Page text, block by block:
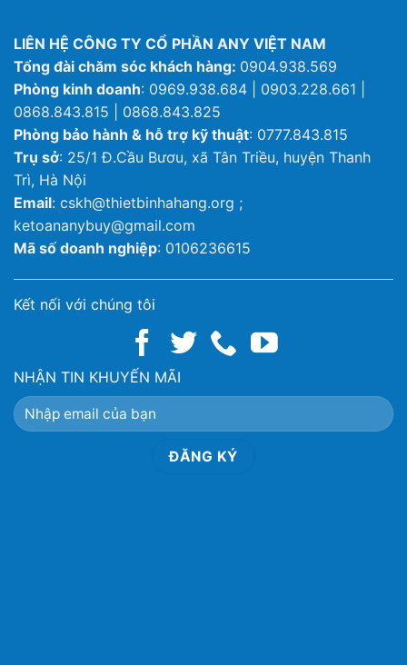
LIÊN HỆ CÔNG TY CỔ PHẦN ANY VIỆT NAM
Tổng đài chăm sóc khách hàng: 0904.938.569
Phòng kinh doanh: 0969.938.684 | 0903.228.661 |
0868.843.815 | 0868.843.825
Phòng bảo hành & hỗ trợ kỹ thuật: 0777.843.815
Trụ sở: 25/1 Đ.Cầu Bươu, xã Tân Triều, huyện Thanh
Trì, Hà Nội
Email: cskh@thietbinhahang.org ;
ketoananybuy@gmail.com
Mã số doanh nghiệp: 0106236615
Kết nối với chúng tôi
NHẬN TIN KHUYẾN MÃI